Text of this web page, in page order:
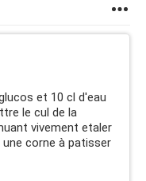
et 10 cl d'eau
le cul de la
vivement etaler
corne à patisser